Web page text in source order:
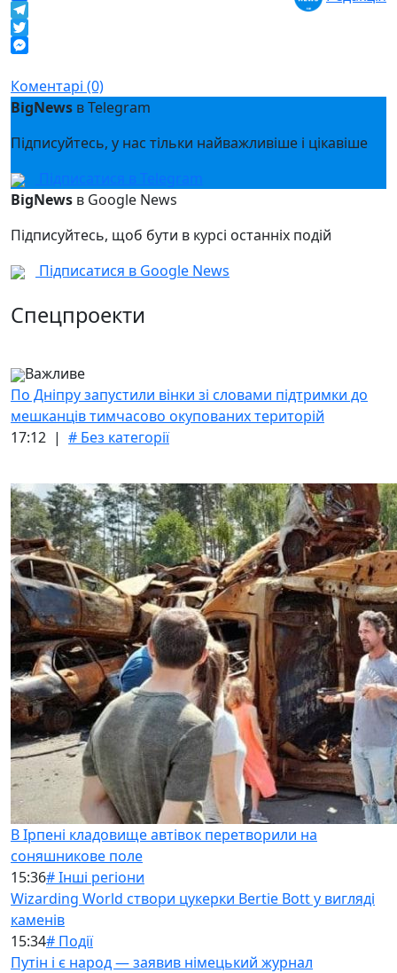
Facebook
Telegram
Twitter
Коментарі (0)
BigNews в Telegram
Підписуйтесь, у нас тільки найважливіше і цікавіше
Підписатися в Telegram
BigNews в Google News
Підписуйтесь, щоб бути в курсі останніх подій
Підписатися в Google News
Спецпроекти
Важливе
По Дніпру запустили вінки зі словами підтримки до
мешканців тимчасово окупованих територій
17:12 | # Без категорії
В Ірпені кладовище автівок перетворили на
соняшникове поле
15:36# Інші регіони
Wizarding World створи цукерки Bertie Bott у вигляді
каменів
15:34# Події
Путін і є народ — заявив німецький журнал